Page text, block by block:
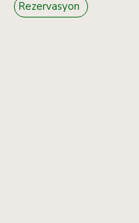
Rezervasyon